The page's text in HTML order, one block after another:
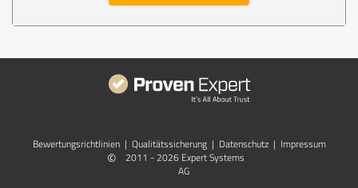
Bewertungs­richtlinien | Qualitätssicherung | Datenschutz | Impressum
©
2011 - 2026 Expert Systems
AG